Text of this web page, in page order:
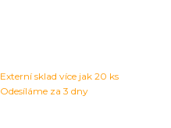
Externí sklad více jak 20 ks
Odesíláme za 3 dny